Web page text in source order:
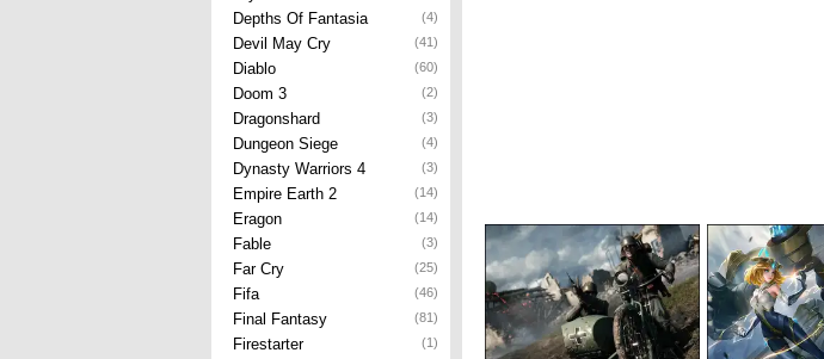
Depths Of Fantasia (4)
Devil May Cry (41)
Diablo (60)
Doom 3 (2)
Dragonshard (3)
Dungeon Siege (4)
Dynasty Warriors 4 (3)
Empire Earth 2 (14)
Eragon (14)
Fable (3)
Far Cry (25)
Fifa (46)
Final Fantasy (81)
Firestarter (1)